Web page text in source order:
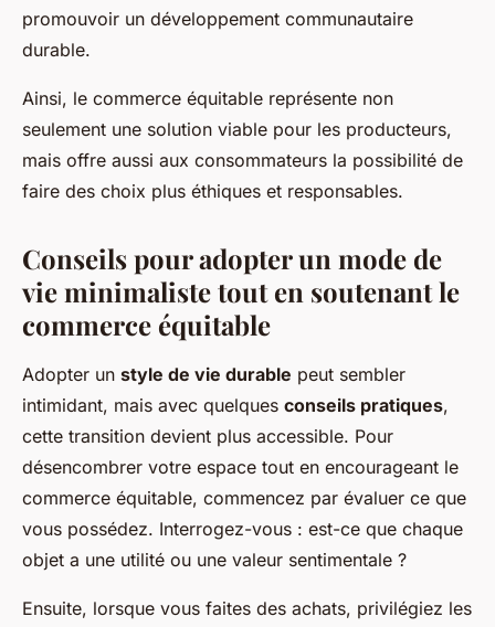
promouvoir un développement communautaire
durable.
Ainsi, le commerce équitable représente non
seulement une solution viable pour les producteurs,
mais offre aussi aux consommateurs la possibilité de
faire des choix plus éthiques et responsables.
Conseils pour adopter un mode de
vie minimaliste tout en soutenant le
commerce équitable
Adopter un style de vie durable peut sembler
intimidant, mais avec quelques conseils pratiques,
cette transition devient plus accessible. Pour
désencombrer votre espace tout en encourageant le
commerce équitable, commencez par évaluer ce que
vous possédez. Interrogez-vous : est-ce que chaque
objet a une utilité ou une valeur sentimentale ?
Ensuite, lorsque vous faites des achats, privilégiez les